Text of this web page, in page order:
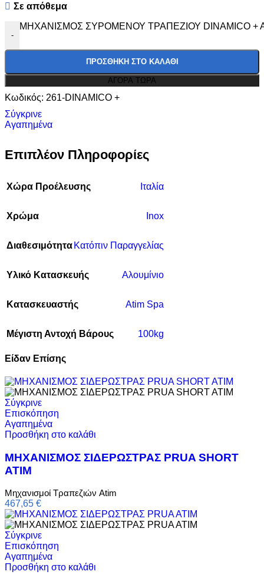
Σε απόθεμα
-
ΜΗΧΑΝΙΣΜΟΣ ΣΥΡΟΜΕΝΟΥ ΤΡΑΠΕΖΙΟΥ DINAMICO +
ΠΡΟΣΘΉΚΗ ΣΤΟ ΚΑΛΆΘΙ
ΑΓΟΡΑ ΤΩΡΑ
Κωδικός: 261-DINAMICO +
Σύγκρινε
Αγαπημένα
Επιπλέον Πληροφορίες
Χώρα Προέλευσης Ιταλία
Χρώμα Inox
Διαθεσιμότητα Κατόπιν Παραγγελίας
Υλικό Κατασκευής Αλουμίνιο
Κατασκευαστής Atim Spa
Μέγιστη Αντοχή Βάρους 100kg
Είδαν Επίσης
Σύγκρινε
Επισκόπηση
Αγαπημένα
Προσθήκη στο καλάθι
ΜΗΧΑΝΙΣΜΟΣ ΣΙΔΕΡΩΣΤΡΑΣ PRUA SHORT
ATIM
Μηχανισμοί Τραπεζιών Atim
467,65 €
Σύγκρινε
Επισκόπηση
Αγαπημένα
Προσθήκη στο καλάθι